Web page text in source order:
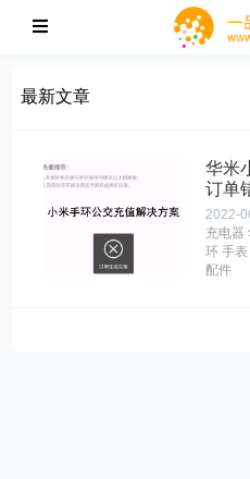
最新文章
华米
订单
2022-
充电器
环 手表
配件